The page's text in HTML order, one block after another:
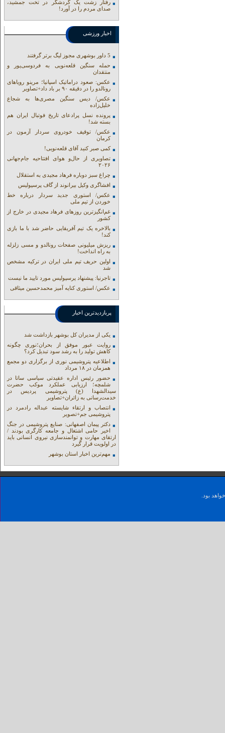
رفتار زشت یک گردشگر در تخت جمشید،
صدای مردم را در آورد!
اخبار ورزشی
5 داور بوشهری مجوز لیگ برتر گرفتند
حمله سنگین قلعه‌نویی به فردوسی‌پور و
منتقدان
عکس: صعود دراماتیک اسپانیا؛ مرینو رویاهای
رونالدو را در دقیقه ۹۰ بر باد داد+تصاویر
عکس/ دیس سنگین مصری‌ها به شجاع
خلیل‌زاده
پرونده نسل پرادعای تاریخ فوتبال ایران هم
بسته شد!
عکس/ توقیف خودروی سردار آزمون در
کرمان
کمی صبر کنید آقای قلعه‌نویی!
تصاویری از حال‌و هوای افتتاحیه جام‌جهانی
۲۰۲۶
چراغ سبز دوباره فرهاد مجیدی به استقلال
افشاگری وکیل بیرانوند از گاف‌ پرسپولیس
عکس/ استوری جدید سردار درباره خط
خوردن از تیم ملی
غم‌انگیزترین روزهای فرهاد مجیدی در خارج از
کشور
بالاخره یک تیم آفریقایی حاضر شد با ما بازی
کند!
ریزش میلیونی صفحات رونالدو و مسی زلزله
به راه انداخت!
اولین حریف تیم ملی ایران در ترکیه مشخص
شد
تاجرنیا: پیشنهاد پرسپولیس مورد تایید ما نیست
عکس/ استوری کنایه آمیز محمدحسین میثاقی
پربازدیدترین اخبار
یکی از مدیران کل بوشهر بازداشت شد
روایت عبور موفق از بحران؛نوری چگونه
کاهش تولید را به رشد سود تبدیل کرد؟
اطلاعیه پتروشیمی نوری از برگزاری دو مجمع
همزمان در ۱۸ مرداد
حضور رئیس اداره عقیدتی سیاسی ساتا در
شلمچه؛ ارزیابی عملکرد موکب حضرت
سیدالشهدا (ع) پتروشیمی پردیس در
خدمت‌رسانی به زائران+تصاویر
انتصاب و ارتقاء شایسته عبداله رادمرد در
پتروشیمی جم+تصویر
دکتر پیمان اصفهانی: صنایع پتروشیمی در جنگ
اخیر حامی اشتغال و جامعه کارگری بودند /
ارتقای مهارت و توانمندسازی نیروی انسانی باید
در اولویت قرار گیرد
مهم‌ترین اخبار استان بوشهر
بود.